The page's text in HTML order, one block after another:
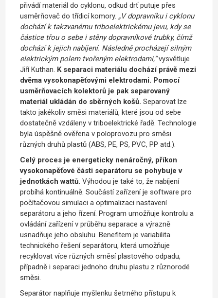
přivádí materiál do cyklonu, odkud drť putuje přes
usměrňovač do třídicí komory. „V dopravníku i cyklonu
dochází k takzvanému triboelektrickému jevu, kdy se
částice třou o sebe i stěny dopravníkové trubky, čímž
dochází k jejich nabíjení. Následně procházejí silným
elektrickým polem tvořeným elektrodami,“vysvětluje
Jiří Kuthan. K separaci materiálu dochází právě mezi
dvěma vysokonapěťovými elektrodami. Pomocí
usměrňovacích kolektorů je pak separovaný
materiál ukládán do sběrných košů. Separovat lze
takto jakékoliv směsi materiálů, které jsou od sebe
dostatečně vzdáleny v triboelektrické řadě. Technologie
byla úspěšně ověřena v poloprovozu pro směsi
různých druhů plastů (ABS, PE, PS, PVC, PP atd.).
Celý proces je energeticky nenáročný, příkon
vysokonapěťové části separátoru se pohybuje v
jednotkách wattů. Výhodou je také to, že nabíjení
probíhá kontinuálně. Součástí zařízení je software pro
počítačovou simulaci a optimalizaci nastavení
separátoru a jeho řízení. Program umožňuje kontrolu a
ovládání zařízení v průběhu separace a výrazně
usnadňuje jeho obsluhu. Benefitem je variabilita
technického řešení separátoru, která umožňuje
recyklovat více různých směsí plastového odpadu,
případně i separaci jednoho druhu plastu z různorodé
směsi.
Separátor naplňuje myšlenku šetrného přístupu k